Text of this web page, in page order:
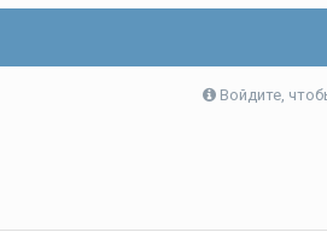
Войдите,